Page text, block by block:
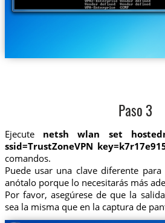
Paso 3
Ejecute netsh wlan set
ssid=TrustZoneVPN
comandos.
Puede usar una clave diferente
anótalo porque lo necesitarás más
Por favor, asegúrese de que la
sea la misma que en la captura de